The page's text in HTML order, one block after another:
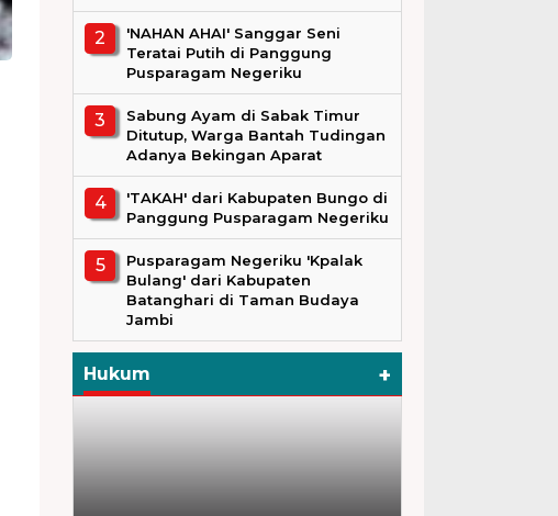
'NAHAN AHAI' Sanggar Seni
Teratai Putih di Panggung
Pusparagam Negeriku
Sabung Ayam di Sabak Timur
Ditutup, Warga Bantah Tudingan
Adanya Bekingan Aparat
'TAKAH' dari Kabupaten Bungo di
Panggung Pusparagam Negeriku
Pusparagam Negeriku 'Kpalak
Bulang' dari Kabupaten
Batanghari di Taman Budaya
Jambi
Hukum +